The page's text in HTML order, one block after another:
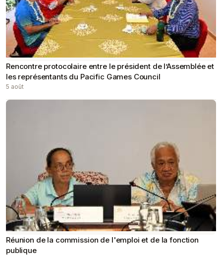
Rencontre protocolaire entre le président de l’Assemblée et
les représentants du Pacific Games Council
5 août
Réunion de la commission de l'emploi et de la fonction
publique